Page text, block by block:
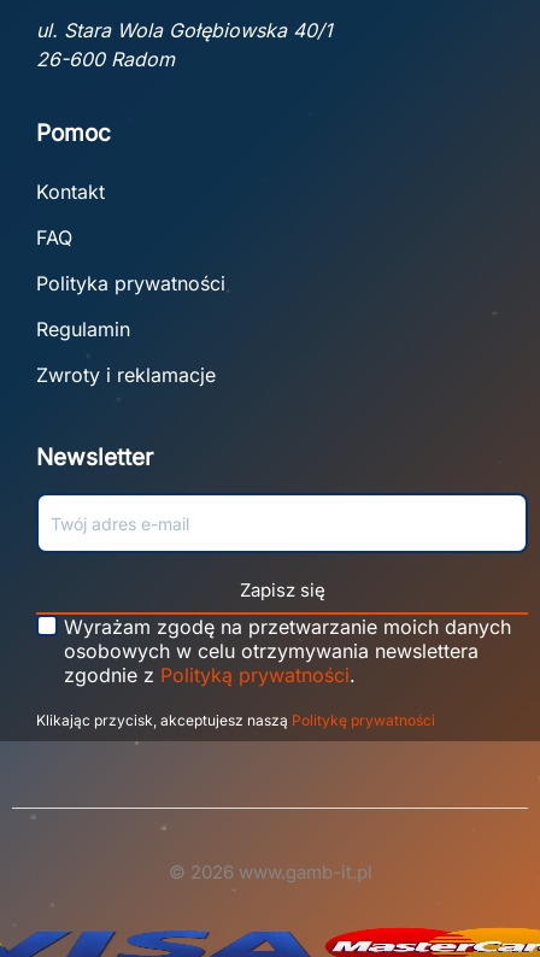
ul. Stara Wola Gołębiowska 40/1
26-600 Radom
Pomoc
Kontakt
FAQ
Polityka prywatności
Regulamin
Zwroty i reklamacje
Newsletter
Zapisz się
Wyrażam zgodę na przetwarzanie moich danych
osobowych w celu otrzymywania newslettera
zgodnie z Polityką prywatności.
Klikając przycisk, akceptujesz naszą Politykę prywatności
© 2026 www.gamb-it.pl